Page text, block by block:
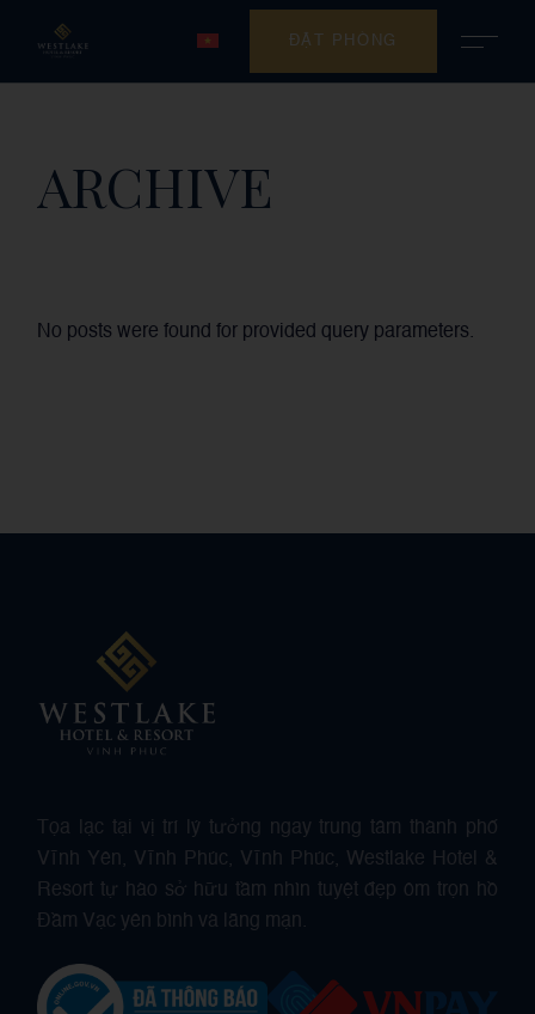
ĐẶT PHÒNG
ARCHIVE
No posts were found for provided query parameters.
Tọa lạc tại vị trí lý tưởng ngay trung tâm thành phố
Vĩnh Yên, Vĩnh Phúc, Vĩnh Phúc, Westlake Hotel &
Resort tự hào sở hữu tầm nhìn tuyệt đẹp ôm trọn hồ
Đầm Vạc yên bình và lãng mạn.